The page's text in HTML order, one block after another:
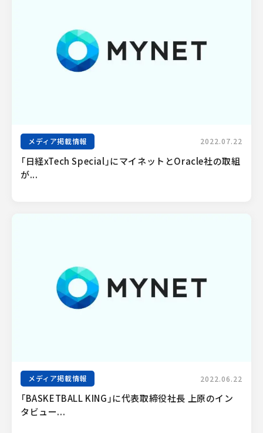
メディア掲載情報 2022.07.22
「日経xTech Special」にマイネットとOracle社の取組
が...
メディア掲載情報 2022.06.22
「BASKETBALL KING」に代表取締役社長 上原のイン
タビュー...